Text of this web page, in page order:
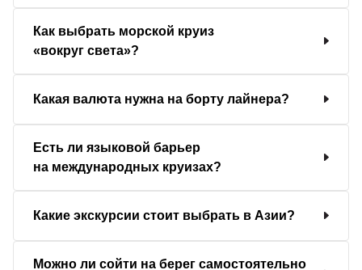
Как выбрать морской круиз
«вокруг света»?
Какая валюта нужна на борту лайнера?
Есть ли языковой барьер
на международных круизах?
Какие экскурсии стоит выбрать в Азии?
Можно ли сойти на берег самостоятельно